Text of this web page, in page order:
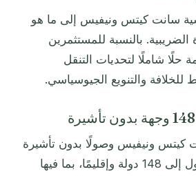
سانت كيتس ونيفيس إلى ما هو
الضريبية. بالنسبة للمستثمرين
حلًا شاملًا لتحديات التنقل
والتنويع الجيوسياسي.
كيتس ونيفيس وصولًا بدون تأشيرة
أو بتأشيرة عند الوصول إلى 148 دولة وإقليمًا، بما فيها